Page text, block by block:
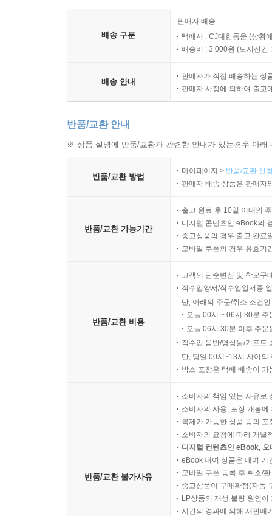
배송 구분
판매자 배송
택배사 : CJ대한통운 (상황
배송비 : 3,000원 (도서산간
배송 안내
판매자가 직접 배송하는 상
판매자 사정에 의하여 출고
반품/교환 안내
※ 상품 설명에 반품/교환과 관련한 안내가 있는경우 아
반품/교환 방법
마이페이지 > 반품/교환 신
판매자 배송 상품은 판매자
반품/교환 가능기간
출고 완료 후 10일 이내의
디지털 콘텐츠인 eBook의
중고상품의 경우 출고 완료
모바일 쿠폰의 경우 유효기
반품/교환 비용
고객의 단순변심 및 착오구
직수입양서/직수입일서중
단, 아래의 주문/취소 조건
오늘 00시 ~ 06시 30분
오늘 06시 30분 이후 주
직수입 음반/영상물/기프트
단, 당일 00시~13시 사이의
박스 포장은 택배 배송이
반품/교환 불가사유
소비자의 책임 있는 사유로
소비자의 사용, 포장 개봉
복제가 가능한 상품 등의
소비자의 요청에 따라 개별
디지털 컨텐츠인 eBook,
eBook 대여 상품은 대여 기
모바일 쿠폰 등록 후 취소/
중고상품이 구매확정(자동
LP상품의 재생 불량 원인
시간의 경과에 의해 재판매